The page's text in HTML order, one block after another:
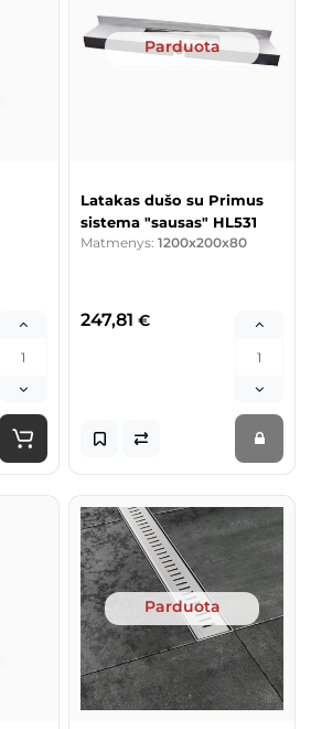
Parduota
Latakas dušo su Primus
sistema "sausas" HL531
Matmenys: 1200x200x80
247,81 €
Parduota